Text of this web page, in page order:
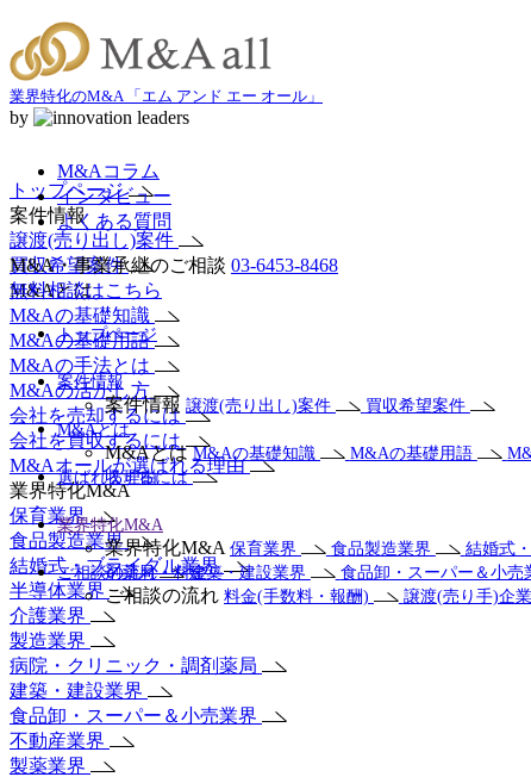
業界特化のM&A 「エム アンド エー オール」
by
M&Aコラム
インタビュー
よくある質問
M&A・事業承継のご相談 03-6453-8468
無料相談はこちら
トップページ
案件情報
案件情報 譲渡(売り出し)案件
買収希望案件
M&Aとは
M&AとはM&Aの基礎知識 M&Aの基礎用語
収するには
選ばれる理由
業界特化M&A
業界特化M&A 保育業界 食品製造業界 結婚式
剤薬局
建築・建設業界 食品卸・スーパー＆小売
ご相談の流れ・料金
ご相談の流れ 料金(手数料・報酬) 譲渡(売り手)企
トップページ
案件情報
譲渡(売り出し)案件
買収希望案件
M&Aとは
M&Aの基礎知識
M&Aの基礎用語
M&Aの手法とは
M&Aの活かし方
会社を売却するには
会社を買収するには
M&Aオールが選ばれる理由
業界特化M&A
保育業界
食品製造業界
結婚式・ブライダル業界
半導体業界
介護業界
製造業界
病院・クリニック・調剤薬局
建築・建設業界
食品卸・スーパー＆小売業界
不動産業界
製薬業界